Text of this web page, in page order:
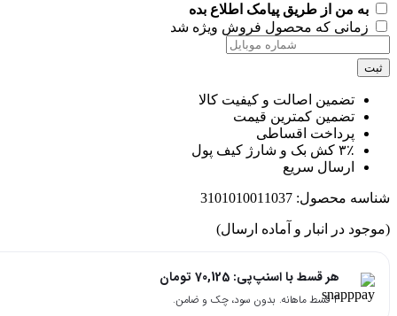
به من از طریق پیامک اطلاع بده
زمانی که محصول فروش ویژه شد
تضمین اصالت و کیفیت کالا
تضمین کمترین قیمت
پرداخت اقساطی
۳٪ کش بک و شارژ کیف پول
ارسال سریع
محصول:3101010011037
در انبار و آماده ارسال)
هر قسط با اسنپ‌پی:70,125تومان
۴ قسط ماهانه. بدون سود، چک و ضامن.